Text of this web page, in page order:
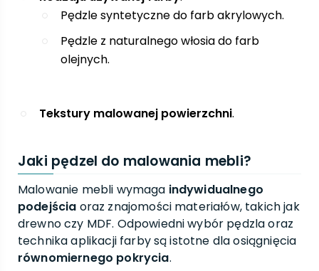
Pędzle syntetyczne do farb akrylowych.
Pędzle z naturalnego włosia do farb
olejnych.
Tekstury malowanej powierzchni.
Jaki pędzel do malowania mebli?
Malowanie mebli wymaga indywidualnego
podejścia oraz znajomości materiałów, takich jak
drewno czy MDF. Odpowiedni wybór pędzla oraz
technika aplikacji farby są istotne dla osiągnięcia
równomiernego pokrycia.